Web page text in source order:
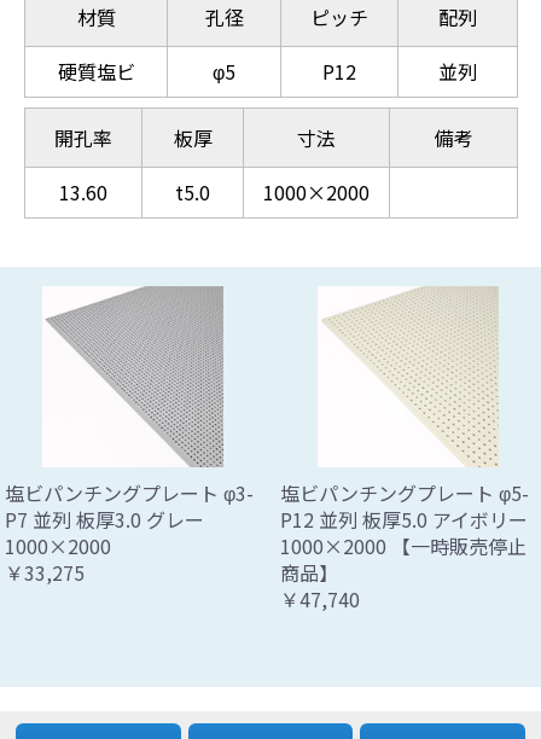
材質
硬質塩ビ
孔径
φ5
ピッチ
P12
配列
並列
開孔率
13.60
板厚
t5.0
寸法
1000×2000
備考
塩ビパンチングプレート φ3-
P7 並列 板厚3.0 グレー
1000×2000
￥33,275
塩ビパンチングプレート φ5-
P12 並列 板厚5.0 アイボリー
1000×2000 【一時販売停止
商品】
￥47,740